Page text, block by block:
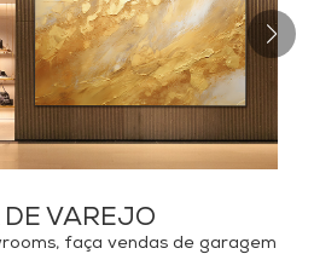
DE CONTROLE
faça vendas de garagem